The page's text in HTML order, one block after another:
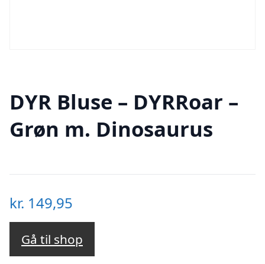
DYR Bluse – DYRRoar –
Grøn m. Dinosaurus
kr. 149,95
Gå til shop